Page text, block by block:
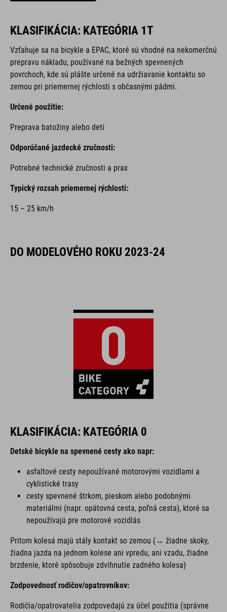
KLASIFIKÁCIA: KATEGÓRIA 1T
Vzťahuje sa na bicykle a EPAC, ktoré sú vhodné na nekomerčnú
prepravu nákladu, používané na bežných spevnených
povrchoch, kde sú plášte určené na udržiavanie kontaktu so
zemou pri priemernej rýchlosti s občasnými pádmi.
Určené použitie:
Preprava batožiny alebo detí
Odporúčané jazdecké zručnosti:
Potrebné technické zručnosti a prax
Typický rozsah priemernej rýchlosti:
15 – 25 km/h
DO MODELOVÉHO ROKU 2023-24
KLASIFIKÁCIA: KATEGÓRIA 0
Detské bicykle na spevnené cesty ako napr:
asfaltové cesty nepoužívané motorovými vozidlami a
cyklistické trasy
cesty spevnené štrkom, pieskom alebo podobnými
materiálmi (napr. opätovná cesta, poľná cesta), ktoré sa
nepoužívajú pre motorové vozidlás
Pritom kolesá majú stály kontakt so zemou (→ žiadne skoky,
žiadna jazda na jednom kolese ani vpredu, ani vzadu, žiadne
brzdenie, ktoré spôsobuje zdvihnutie zadného kolesa)
Zodpovednosť rodičov/opatrovníkov:
Rodičia/opatrovatelia zodpovedajú za účel použitia (správne